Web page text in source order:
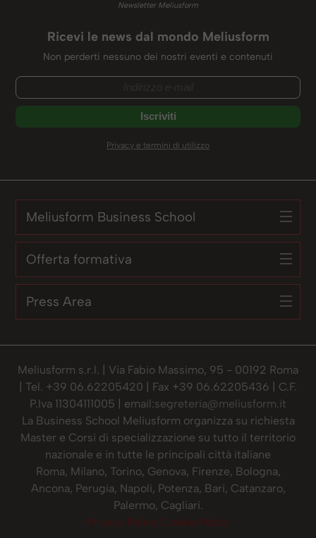
Newsletter Meliusform
Ricevi le news dal mondo Meliusform
Non perderti nessuno dei nostri eventi e contenuti
Privacy e termini di utilizzo
Meliusform Business School
Offerta formativa
Press Area
Meliusform s.r.l. | Via Fabio Massimo, 95 - 00192 Roma
| Tel. +39 06.62205420 | Fax +39 06.62205436 | C.F.
P.Iva 11304111005 | email:segreteria@meliusform.it
La Business School Meliusform organizza su richiesta
Master e Corsi di specializzazione su tutto il territorio
nazionale e in tutte le principali città italiane
Roma, Milano, Torino, Genova, Firenze, Bologna,
Ancona, Perugia, Napoli, Potenza, Bari, Catanzaro,
Palermo, Cagliari.
Privacy Policy Cookie Policy